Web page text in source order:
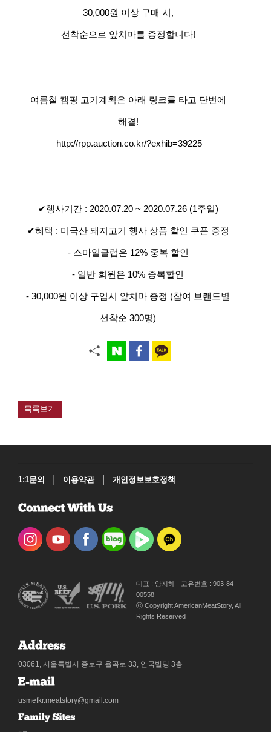
30,000원 이상 구매 시,
선착순으로 앞치마를 증정합니다!
여름철 캠핑 고기계획은 아래 링크를 타고 단번에
해결!
http://rpp.auction.co.kr/?exhib=39225
✔행사기간 : 2020.07.20 ~ 2020.07.26 (1주일)
✔혜택 : 미국산 돼지고기 행사 상품 할인 쿠폰 증정
- 스마일클럽은 12% 중복 할인
- 일반 회원은 10% 중복할인
- 30,000원 이상 구입시 앞치마 증정 (참여 브랜드별
선착순 300명)
목록보기
1:1문의 | 이용약관 | 개인정보보호정책
대표 : 양지혜
고유번호 : 903-84-
00558
ⓒ Copyright AmericanMeatStory, All
Rights Reserved
03061, 서울특별시 종로구 율곡로 33, 안국빌딩 3층
usmefkr.meatstory@gmail.com